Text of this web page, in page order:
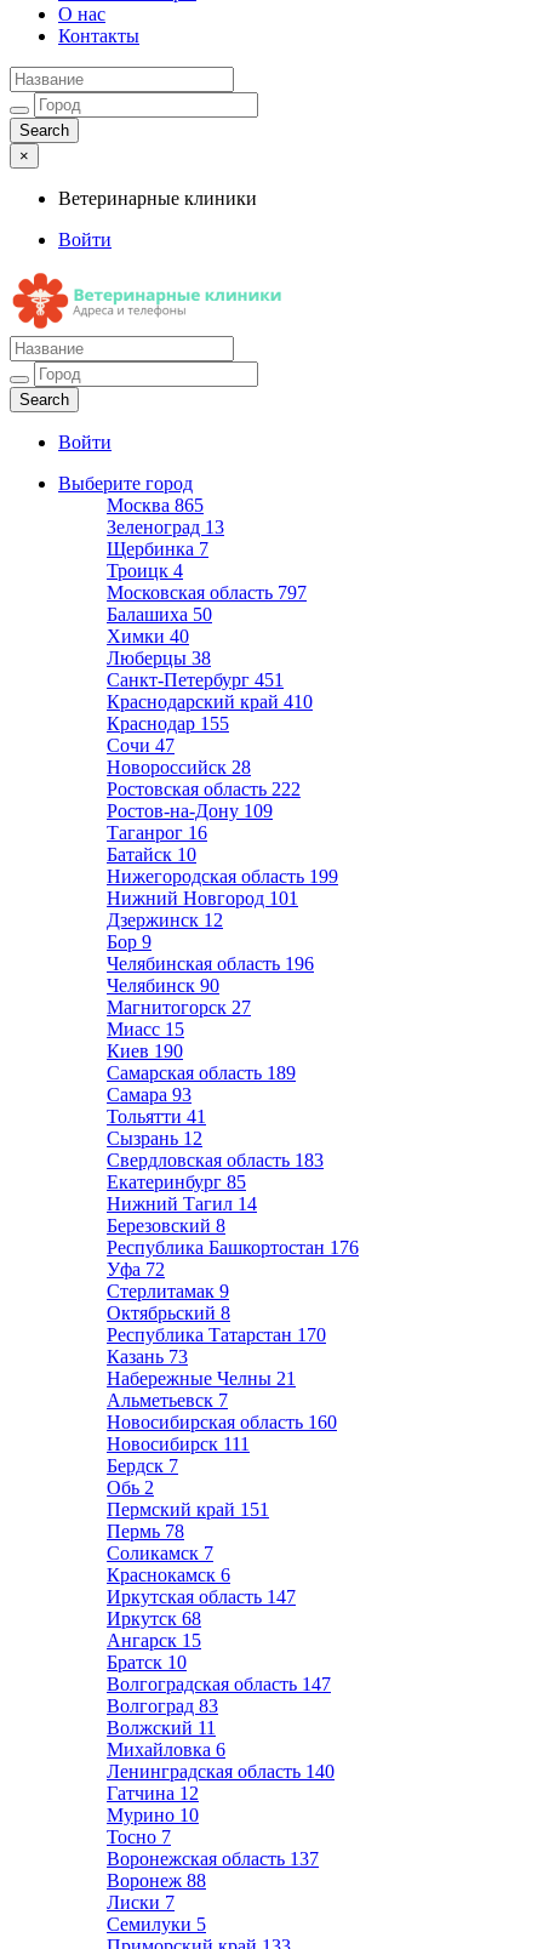
О нас
Контакты
×
Ветеринарные клиники
Войти
Ветеринарные клиники
Адреса и телефоны
Войти
Выберите город
Москва 865
Зеленоград 13
Щербинка 7
Троицк 4
Московская область 797
Балашиха 50
Химки 40
Люберцы 38
Санкт-Петербург 451
Краснодарский край 410
Краснодар 155
Сочи 47
Новороссийск 28
Ростовская область 222
Ростов-на-Дону 109
Таганрог 16
Батайск 10
Нижегородская область 199
Нижний Новгород 101
Дзержинск 12
Бор 9
Челябинская область 196
Челябинск 90
Магнитогорск 27
Миасс 15
Киев 190
Самарская область 189
Самара 93
Тольятти 41
Сызрань 12
Свердловская область 183
Екатеринбург 85
Нижний Тагил 14
Березовский 8
Республика Башкортостан 176
Уфа 72
Стерлитамак 9
Октябрьский 8
Республика Татарстан 170
Казань 73
Набережные Челны 21
Альметьевск 7
Новосибирская область 160
Новосибирск 111
Бердск 7
Обь 2
Пермский край 151
Пермь 78
Соликамск 7
Краснокамск 6
Иркутская область 147
Иркутск 68
Ангарск 15
Братск 10
Волгоградская область 147
Волгоград 83
Волжский 11
Михайловка 6
Ленинградская область 140
Гатчина 12
Мурино 10
Тосно 7
Воронежская область 137
Воронеж 88
Лиски 7
Семилуки 5